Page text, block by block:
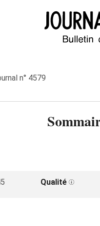
n° 4579
Qualité